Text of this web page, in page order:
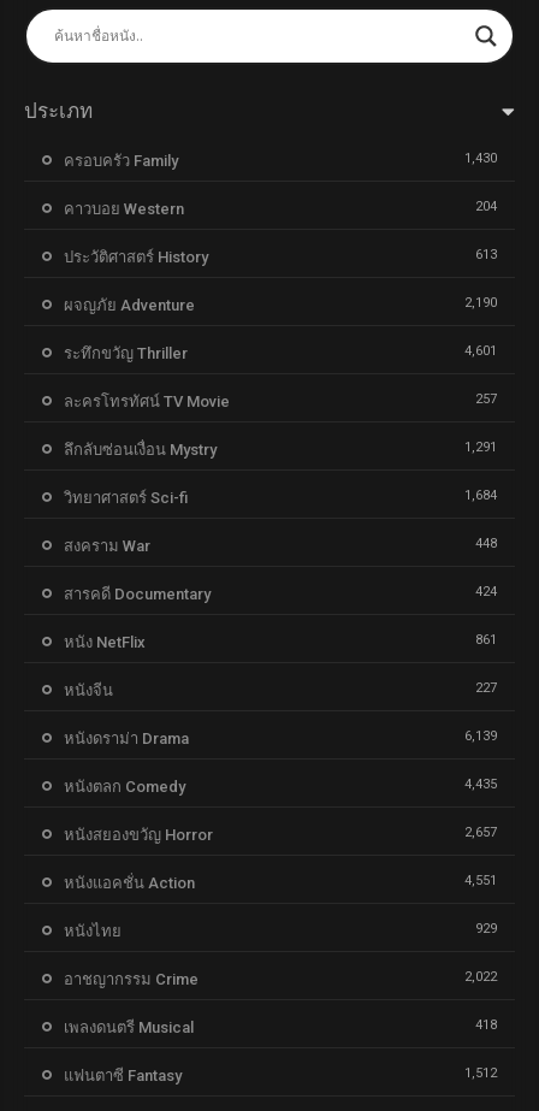
ประเภท
ครอบครัว Family 1,430
คาวบอย Western 204
ประวัติศาสตร์ History 613
ผจญภัย Adventure 2,190
ระทึกขวัญ Thriller 4,601
ละครโทรทัศน์ TV Movie 257
ลึกลับซ่อนเงื่อน Mystry 1,291
วิทยาศาสตร์ Sci-fi 1,684
สงคราม War 448
สารคดี Documentary 424
หนัง NetFlix 861
หนังจีน 227
หนังดราม่า Drama 6,139
หนังตลก Comedy 4,435
หนังสยองขวัญ Horror 2,657
หนังแอคชั่น Action 4,551
หนังไทย 929
อาชญากรรม Crime 2,022
เพลงดนตรี Musical 418
แฟนตาซี Fantasy 1,512